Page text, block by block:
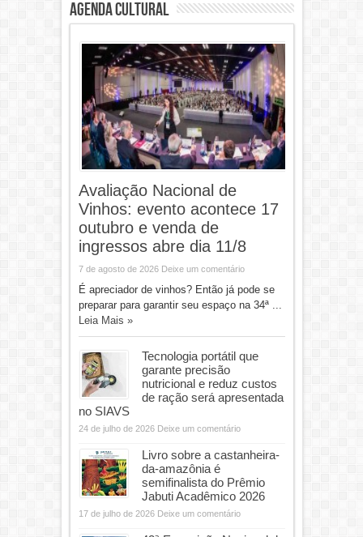
Agenda Cultural
Avaliação Nacional de
Vinhos: evento acontece 17
outubro e venda de
ingressos abre dia 11/8
7 de agosto de 2026 Deixe um comentário
É apreciador de vinhos? Então já pode se
preparar para garantir seu espaço na 34ª ...
Leia Mais »
Tecnologia portátil que
garante precisão
nutricional e reduz custos
de ração será apresentada
no SIAVS
24 de julho de 2026 Deixe um comentário
Livro sobre a castanheira-
da-amazônia é
semifinalista do Prêmio
Jabuti Acadêmico 2026
17 de julho de 2026 Deixe um comentário